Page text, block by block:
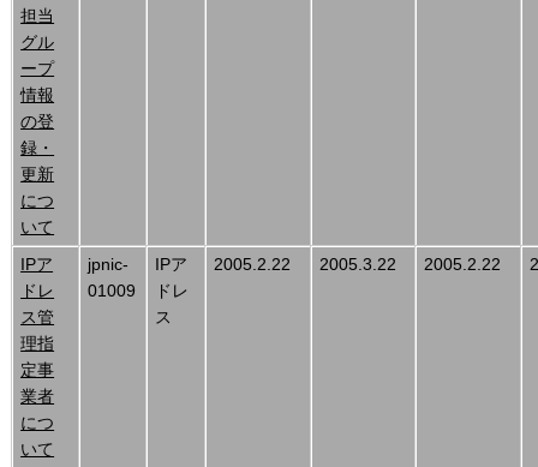
担当
グル
ープ
情報
の登
録・
更新
につ
いて
IPア
ドレ
ス管
理指
定事
業者
につ
いて
jpnic-
01009
IPア
ドレ
ス
2005.2.22 2005.3.22 2005.2.22